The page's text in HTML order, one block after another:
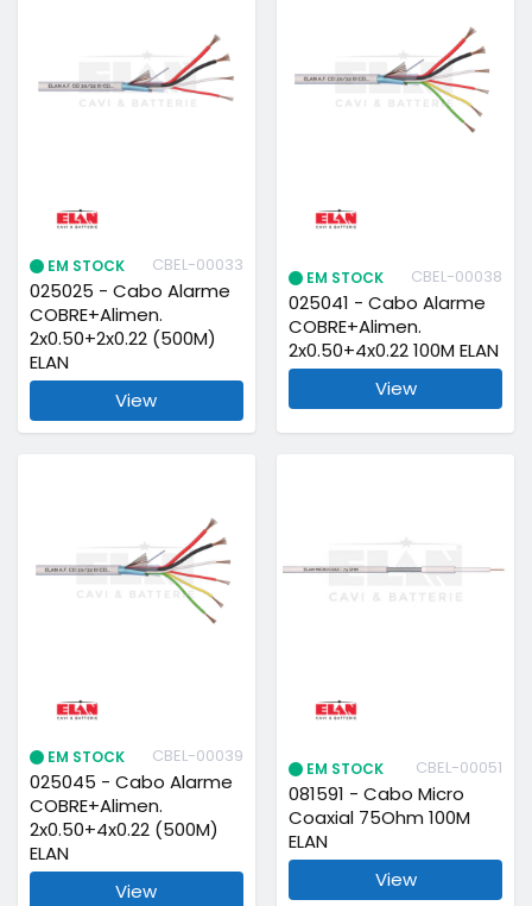
EM STOCK CBEL-00033
025025 - Cabo Alarme
COBRE+Alimen.
2x0.50+2x0.22 (500M)
ELAN
View
EM STOCK CBEL-00038
025041 - Cabo Alarme
COBRE+Alimen.
2x0.50+4x0.22 100M ELAN
View
EM STOCK CBEL-00039
025045 - Cabo Alarme
COBRE+Alimen.
2x0.50+4x0.22 (500M)
ELAN
View
EM STOCK CBEL-00051
081591 - Cabo Micro
Coaxial 75Ohm 100M
ELAN
View